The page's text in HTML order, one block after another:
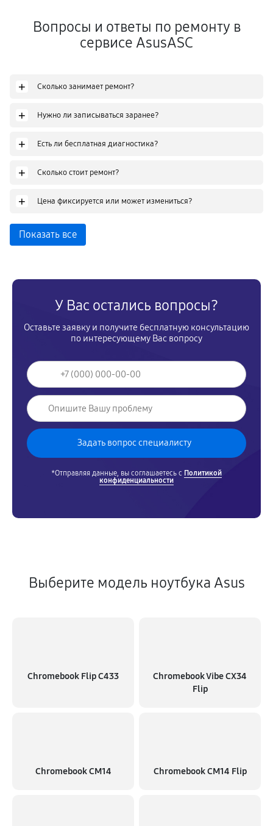
Вопросы и ответы по ремонту в
сервисе AsusASC
+ Сколько занимает ремонт?
+ Нужно ли записываться заранее?
+ Есть ли бесплатная диагностика?
+ Сколько стоит ремонт?
+ Цена фиксируется или может измениться?
Показать все
У Вас остались вопросы?
Оставьте заявку и получите бесплатную консультацию
по интересующему Вас вопросу
*Отправляя данные, вы соглашаетесь с Политикой
конфиденциальности
Выберите модель ноутбука Asus
Chromebook Flip C433
Chromebook Vibe CX34
Flip
Chromebook CM14 Chromebook CM14 Flip